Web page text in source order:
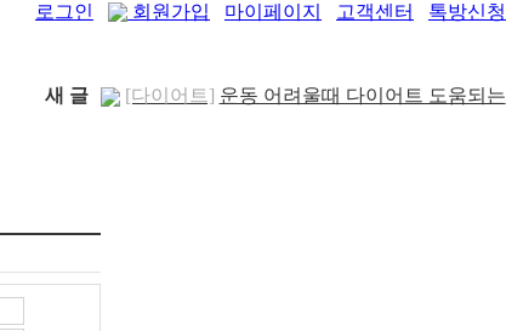
로그인 회원가입 마이페이지 고객센터 톡방신청
새 글 [다이어트] 운동 어려울때 다이어트 도움되는